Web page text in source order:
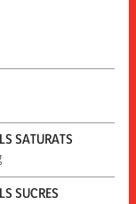
SATURATS
SUCRES